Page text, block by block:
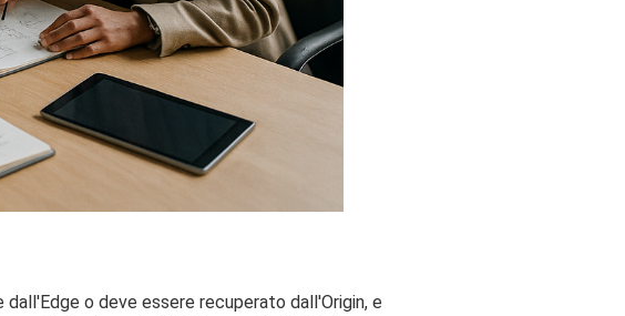
o deve essere recuperato dall'Origin, e